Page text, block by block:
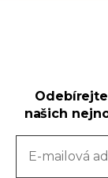
Používáme
služeb.
Tipy pro
WPlama.cz:
našich